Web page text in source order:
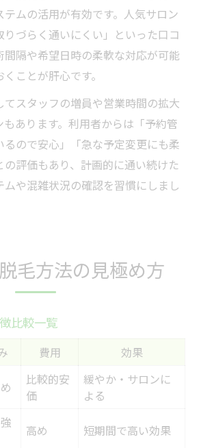
ムの活用が有効です。人気サロン
りづらく通いにくい」といった口コ
間隔や希望日時の柔軟な対応が可能
ことが肝心です。
てスタッフの増員や営業時間の拡大
あります。利用者からは「予約管
ので安心」「急な予定変更にも柔
評価もあり、計画的に通い続けた
ムや混雑状況の確認を習慣にしまし
毛方法の見極め方
比較一覧
費用 効果
比較的安
価
緩やか・サロンに
よる
高め 短期間で高い効果